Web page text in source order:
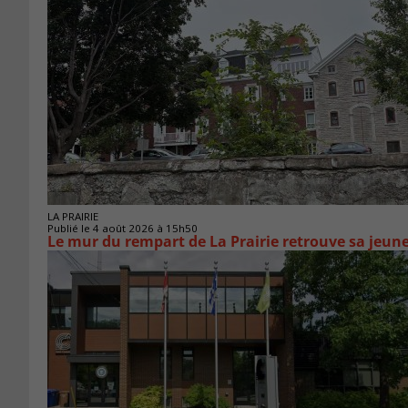
LA PRAIRIE
Publié le 4 août 2026 à 15h50
Le mur du rempart de La Prairie retrouve sa